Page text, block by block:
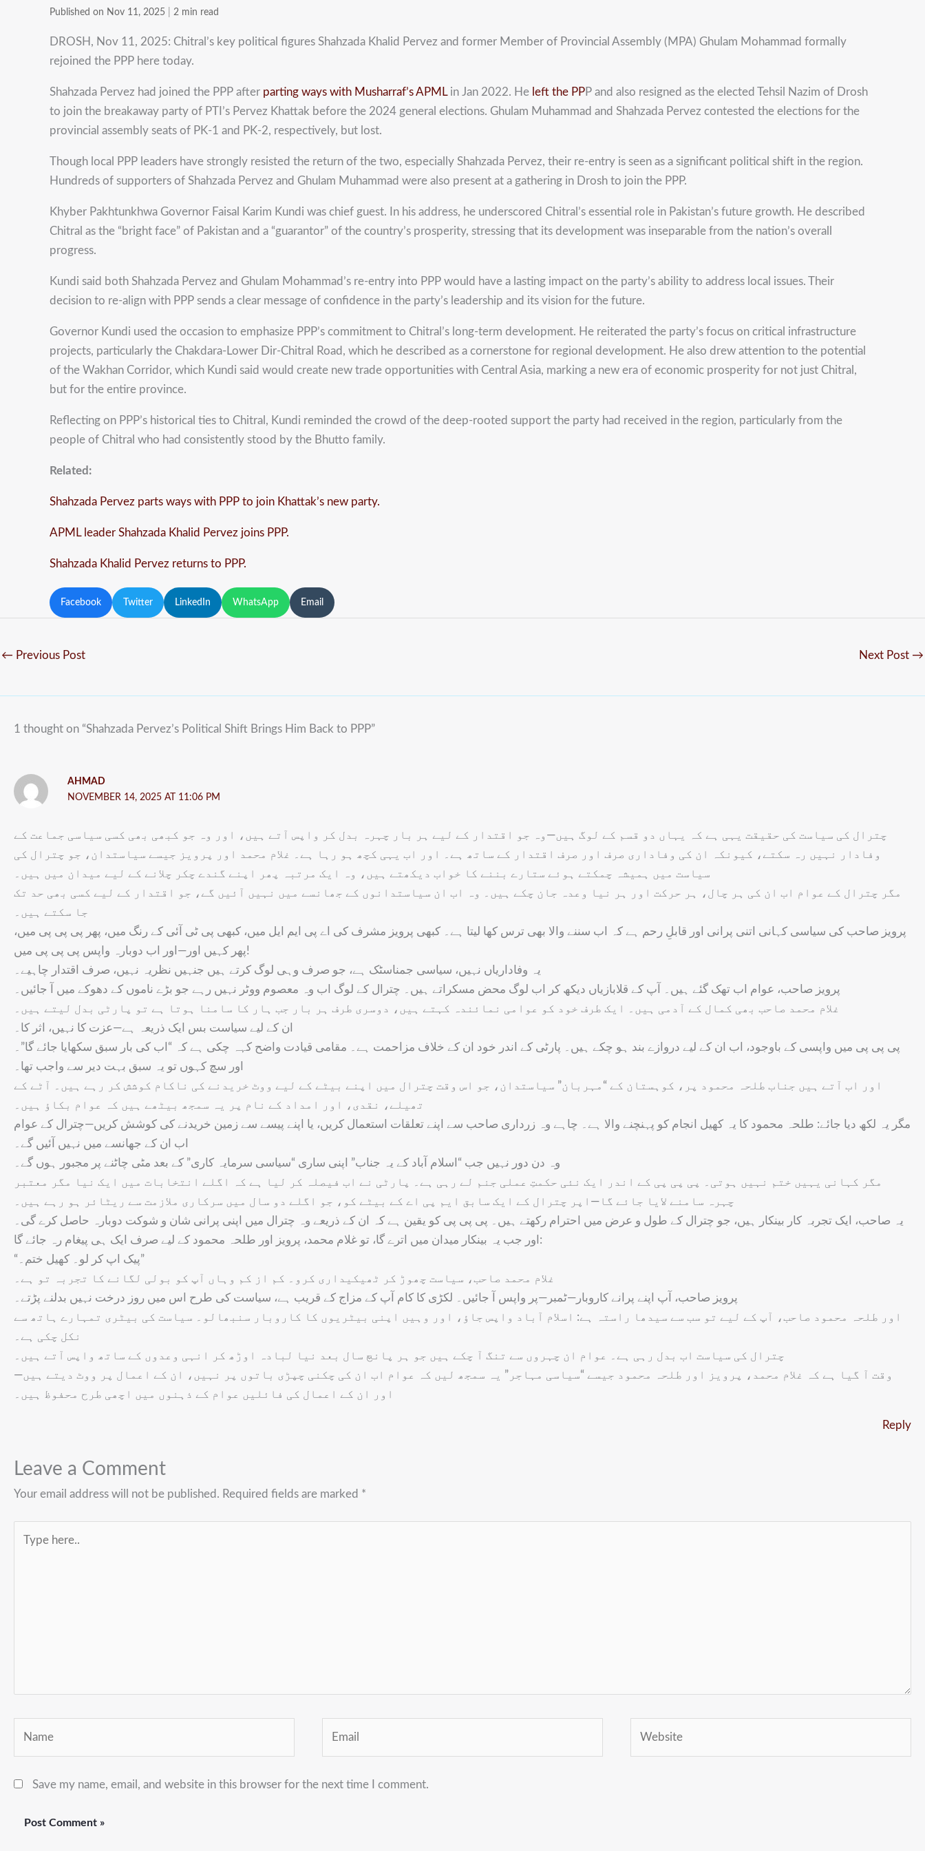
Published on Nov 11, 2025 2 min read
DROSH, Nov 11, 2025: Chitral’s key political figures Shahzada Khalid Pervez and former Member of Provincial Assembly (MPA) Ghulam Mohammad formally
rejoined the PPP here today.
Shahzada Pervez had joined the PPP after parting ways with Musharraf’s APMLin Jan 2022. He left the PPP and also resigned as the elected Tehsil Nazim of Drosh
to join the breakaway party of PTI’s Pervez Khattak before the 2024 general elections. Ghulam Muhammad and Shahzada Pervez contested the elections for the
provincial assembly seats of PK-1 and PK-2, respectively, but lost.
Though local PPP leaders have strongly resisted the return of the two, especially Shahzada Pervez, their re-entry is seen as a significant political shift in the region.
Hundreds of supporters of Shahzada Pervez and Ghulam Muhammad were also present at a gathering in Drosh to join the PPP.
Khyber Pakhtunkhwa Governor Faisal Karim Kundi was chief guest. In his address, he underscored Chitral’s essential role in Pakistan’s future growth. He described
Chitral as the “bright face” of Pakistan and a “guarantor” of the country’s prosperity, stressing that its development was inseparable from the nation’s overall
progress.
Kundi said both Shahzada Pervez and Ghulam Mohammad’s re-entry into PPP would have a lasting impact on the party’s ability to address local issues. Their
decision to re-align with PPP sends a clear message of confidence in the party’s leadership and its vision for the future.
Governor Kundi used the occasion to emphasize PPP’s commitment to Chitral’s long-term development. He reiterated the party’s focus on critical infrastructure
projects, particularly the Chakdara-Lower Dir-Chitral Road, which he described as a cornerstone for regional development. He also drew attention to the potential
of the Wakhan Corridor, which Kundi said would create new trade opportunities with Central Asia, marking a new era of economic prosperity for not just Chitral,
but for the entire province.
Reflecting on PPP’s historical ties to Chitral, Kundi reminded the crowd of the deep-rooted support the party had received in the region, particularly from the
people of Chitral who had consistently stood by the Bhutto family.
Related:
Shahzada Pervez parts ways with PPP to join Khattak’s new party.
APML leader Shahzada Khalid Pervez joins PPP.
Shahzada Khalid Pervez returns to PPP.
Facebook Twitter LinkedIn WhatsApp Email
← Previous Post Next Post →
1 thought on “Shahzada Pervez’s Political Shift Brings Him Back to PPP”
AHMAD
NOVEMBER 14, 2025 AT 11:06 PM
چترال کی سیاست کی حقیقت یہی ہے کہ یہاں دو قسم کے لوگ ہیں—وہ جو اقتدار کے لیے ہر بار چہرہ بدل کر واپس آتے ہیں، اور وہ جو کبھی بھی کسی سیاسی جماعت کے
وفادار نہیں رہ سکتے، کیونکہ ان کی وفاداری صرف اور صرف اقتدار کے ساتھ ہے۔ اور اب یہی کچھ ہو رہا ہے۔ غلام محمد اور پرویز جیسے سیاستدان، جو چترال کی
سیاست میں ہمیشہ چمکتے ہوئے ستارے بننے کا خواب دیکھتے ہیں، وہ ایک مرتبہ پھر اپنے گندے چکر چلانے کے لیے میدان میں ہیں۔
مگر چترال کے عوام اب ان کی ہر چال، ہر حرکت اور ہر نیا وعدہ جان چکے ہیں۔ وہ اب ان سیاستدانوں کے جھانسے میں نہیں آئیں گے، جو اقتدار کے لیے کسی بھی حد تک
جا سکتے ہیں۔
پرویز صاحب کی سیاسی کہانی اتنی پرانی اور قابلِ رحم ہے کہ اب سننے والا بھی ترس کھا لیتا ہے۔ کبھی پرویز مشرف کی اے پی ایم ایل میں، کبھی پی ٹی آئی کے رنگ میں، پھر پی پی پی میں،
پھر کہیں اور—اور اب دوبارہ واپس پی پی پی میں!
یہ وفاداریاں نہیں، سیاسی جمناسٹک ہے، جو صرف وہی لوگ کرتے ہیں جنہیں نظریہ نہیں، صرف اقتدار چاہیے۔
پرویز صاحب، عوام اب تھک گئے ہیں۔ آپ کے قلابازیاں دیکھ کر اب لوگ محض مسکراتے ہیں۔ چترال کے لوگ اب وہ معصوم ووٹر نہیں رہے جو بڑے ناموں کے دھوکے میں آ جائیں۔
غلام محمد صاحب بھی کمال کے آدمی ہیں۔ ایک طرف خود کو عوامی نمائندہ کہتے ہیں، دوسری طرف ہر بار جب ہار کا سامنا ہوتا ہے تو پارٹی بدل لیتے ہیں۔
ان کے لیے سیاست بس ایک ذریعہ ہے—عزت کا نہیں، اثر کا۔
پی پی پی میں واپسی کے باوجود، اب ان کے لیے دروازے بند ہو چکے ہیں۔ پارٹی کے اندر خود ان کے خلاف مزاحمت ہے۔ مقامی قیادت واضح کہہ چکی ہے کہ “اب کی بار سبق سکھایا جائے گا”۔
اور سچ کہوں تو یہ سبق بہت دیر سے واجب تھا۔
اور اب آتے ہیں جناب طلحہ محمود پر، کوہستان کے “مہربان” سیاستدان، جو اس وقت چترال میں اپنے بیٹے کے لیے ووٹ خریدنے کی ناکام کوشش کر رہے ہیں۔ آٹے کے
تھیلے، نقدی، اور امداد کے نام پر یہ سمجھ بیٹھے ہیں کہ عوام بکاؤ ہیں۔
مگر یہ لکھ دیا جائے: طلحہ محمود کا یہ کھیل انجام کو پہنچنے والا ہے۔ چاہے وہ زرداری صاحب سے اپنے تعلقات استعمال کریں، یا اپنے پیسے سے زمین خریدنے کی کوشش کریں—چترال کے عوام
اب ان کے جھانسے میں نہیں آئیں گے۔
وہ دن دور نہیں جب “اسلام آباد کے یہ جناب” اپنی ساری “سیاسی سرمایہ کاری” کے بعد مٹی چاٹنے پر مجبور ہوں گے۔
مگر کہانی یہیں ختم نہیں ہوتی۔ پی پی پی کے اندر ایک نئی حکمتِ عملی جنم لے رہی ہے۔ پارٹی نے اب فیصلہ کر لیا ہے کہ اگلے انتخابات میں ایک نیا مگر معتبر
چہرہ سامنے لایا جائے گا—اپر چترال کے ایک سابق ایم پی اے کے بیٹے کو، جو اگلے دو سال میں سرکاری ملازمت سے ریٹائر ہو رہے ہیں۔
یہ صاحب، ایک تجربہ کار بینکار ہیں، جو چترال کے طول و عرض میں احترام رکھتے ہیں۔ پی پی پی کو یقین ہے کہ ان کے ذریعے وہ چترال میں اپنی پرانی شان و شوکت دوبارہ حاصل کرے گی۔
اور جب یہ بینکار میدان میں اترے گا، تو غلام محمد، پرویز اور طلحہ محمود کے لیے صرف ایک ہی پیغام رہ جائے گا:
“پیک اپ کر لو۔ کھیل ختم۔”
غلام محمد صاحب، سیاست چھوڑ کر ٹھیکیداری کرو۔ کم از کم وہاں آپ کو بولی لگانے کا تجربہ تو ہے۔
پرویز صاحب، آپ اپنے پرانے کاروبار—ٹمبر—پر واپس آ جائیں۔ لکڑی کا کام آپ کے مزاج کے قریب ہے، سیاست کی طرح اس میں روز درخت نہیں بدلنے پڑتے۔
اور طلحہ محمود صاحب، آپ کے لیے تو سب سے سیدھا راستہ ہے: اسلام آباد واپس جاؤ، اور وہیں اپنی بیٹریوں کا کاروبار سنبھالو۔ سیاست کی بیٹری تمہارے ہاتھ سے
نکل چکی ہے۔
چترال کی سیاست اب بدل رہی ہے۔ عوام ان چہروں سے تنگ آ چکے ہیں جو ہر پانچ سال بعد نیا لبادہ اوڑھ کر انہی وعدوں کے ساتھ واپس آتے ہیں۔
وقت آ گیا ہے کہ غلام محمد، پرویز اور طلحہ محمود جیسے “سیاسی مہاجر” یہ سمجھ لیں کہ عوام اب ان کی چکنی چپڑی باتوں پر نہیں، ان کے اعمال پر ووٹ دیتے ہیں—
اور ان کے اعمال کی فائلیں عوام کے ذہنوں میں اچھی طرح محفوظ ہیں۔
Reply
Leave a Comment
Your email address will not be published. Required fields are marked *
here..
Save my name, email, and website in this browser for the next time I comment.